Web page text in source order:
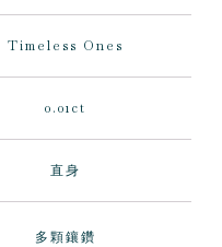
Timeless Ones
0.01ct
直身
多顆鑲鑽